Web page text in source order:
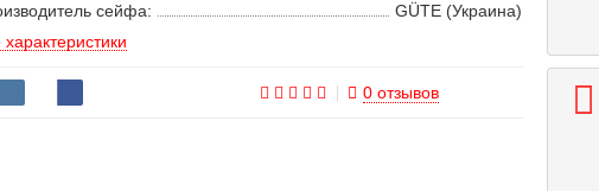
сейфа:
GÜTE (Украина)
характеристики
0 отзывов